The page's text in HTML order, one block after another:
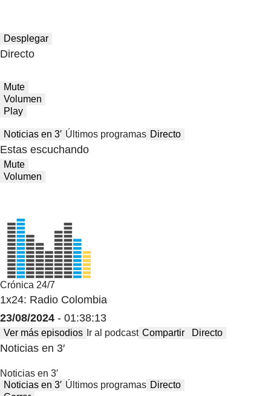
Desplegar
Directo
Mute
Volumen
Play
Noticias en 3′ Últimos programas Directo
Estas escuchando
Mute
Volumen
Crónica 24/7
1x24: Radio Colombia
23/08/2024 - 01:38:13
Ver más episodios Ir al podcast Compartir Directo
Noticias en 3′
Noticias en 3′
Noticias en 3′ Últimos programas Directo